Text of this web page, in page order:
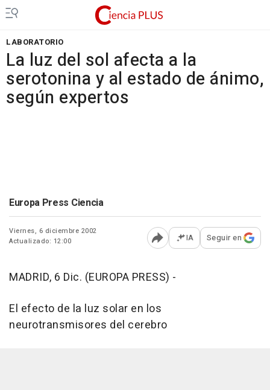
LABORATORIO
La luz del sol afecta a la
serotonina y al estado de ánimo,
según expertos
Europa Press Ciencia
Viernes, 6 diciembre 2002
Actualizado: 12:00
Abrir opciones para
IA Seguir en
MADRID, 6 Dic. (EUROPA PRESS) -
El efecto de la luz solar en los
neurotransmisores del cerebro